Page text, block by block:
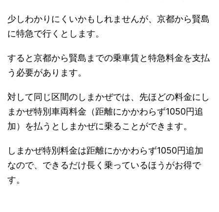
少しわかりにくいかもしれませんが、京都から賢島
に特急で行くとします。
すると京都から賢島までの乗車賃と特急料金を支払
う必要があります。
対して同じ区間のしまかぜでは、先ほどの料金にし
まかぜ特別車両料金（距離にかかわらず1050円追
加）を払うとしまかぜに乗ることができます。
しまかぜ特別料金は距離にかかわらず1050円追加
なので、できるだけ長く乗っているほうがお得で
す。